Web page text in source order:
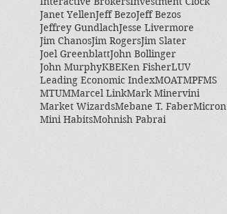
Janet YellenJeff BezoJeff Bezos
Jeffrey GundlachJesse Livermore
Jim ChanosJim RogersJim Slater
Joel GreenblattJohn Bollinger
John MurphyKBEKen FisherLUV
Leading Economic IndexMOATMPFMS
MTUMMarcel LinkMark Minervini
Market WizardsMebane T. FaberMicron
Mini HabitsMohnish Pabrai